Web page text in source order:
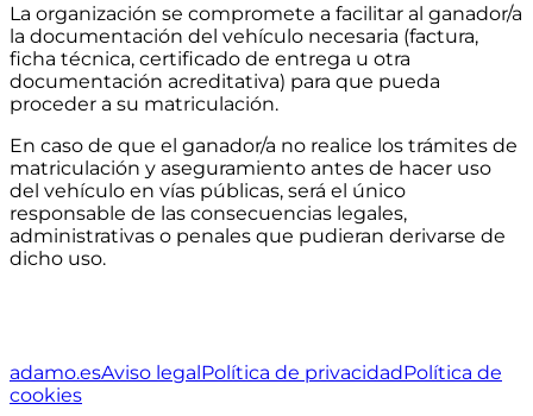
La organización se compromete a facilitar al ganador/a
la documentación del vehículo necesaria (factura,
ficha técnica, certificado de entrega u otra
documentación acreditativa) para que pueda
proceder a su matriculación.
En caso de que el ganador/a no realice los trámites de
matriculación y aseguramiento antes de hacer uso
del vehículo en vías públicas, será el único
responsable de las consecuencias legales,
administrativas o penales que pudieran derivarse de
dicho uso.
adamo.esAviso legalPolítica de privacidadPolítica de
cookies